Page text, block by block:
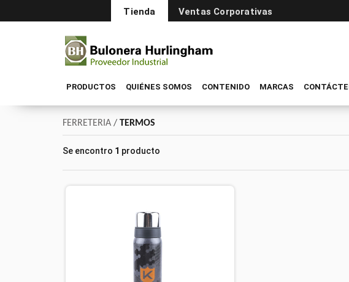
Tienda Ventas Corporativas
PRODUCTOS QUIÉNES SOMOS CONTENIDO MARCAS
FERRETERIA / TERMOS
Se encontro 1 producto